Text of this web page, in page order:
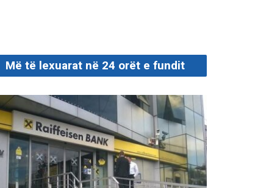
Më të lexuarat në 24 orët e fundit